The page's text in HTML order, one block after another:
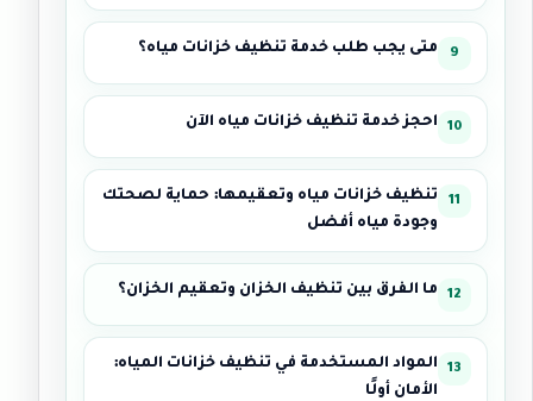
متى يجب طلب خدمة تنظيف خزانات مياه؟
احجز خدمة تنظيف خزانات مياه الآن
تنظيف خزانات مياه وتعقيمها: حماية لصحتك
وجودة مياه أفضل
ما الفرق بين تنظيف الخزان وتعقيم الخزان؟
المواد المستخدمة في تنظيف خزانات المياه:
الأمان أولًا